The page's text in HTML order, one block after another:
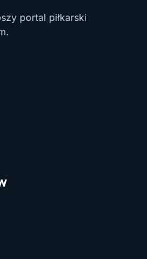
portal piłkarski